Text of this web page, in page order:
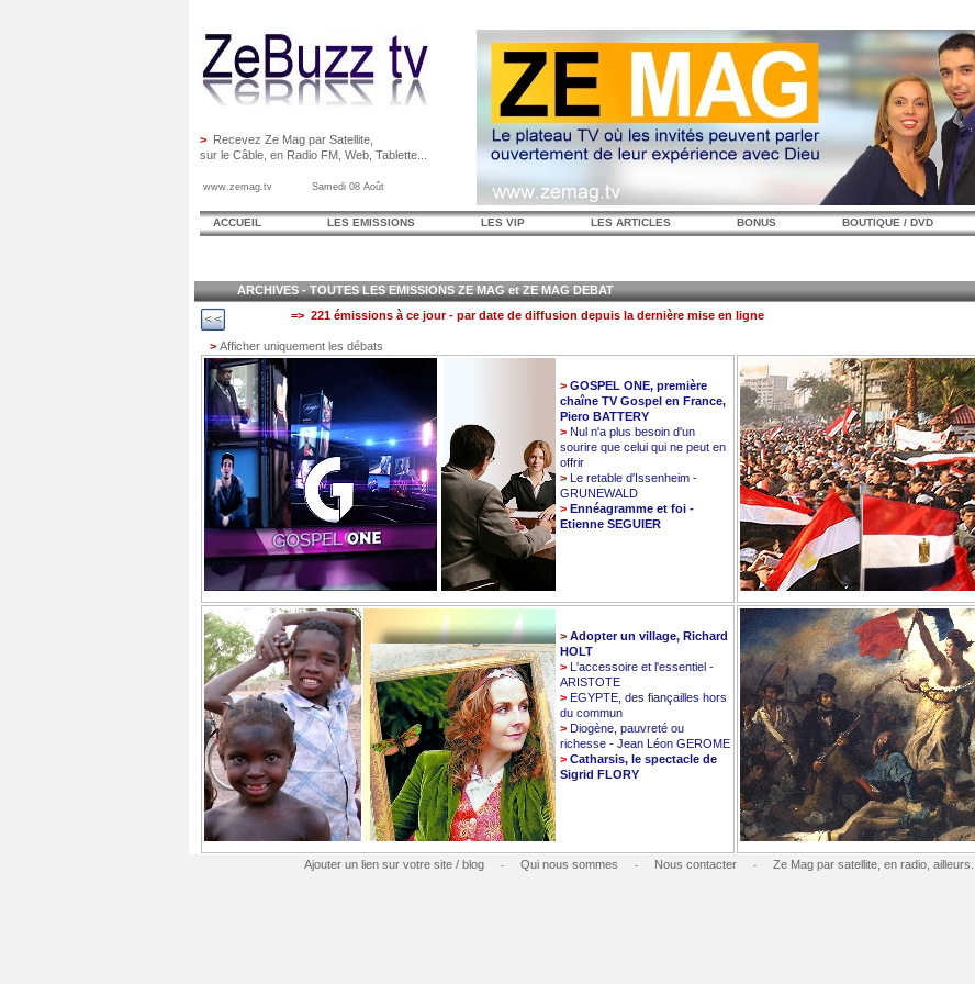
> Recevez Ze Mag par Satellite,
sur le Câble, en Radio FM, Web, Tablette...
www.zemag.tv Samedi 08 Août
ACCUEIL LES EMISSIONS LES VIP LES ARTICLES BONUS BOUTIQUE / DVD
ARCHIVES - TOUTES LES EMISSIONS ZE MAG et ZE MAG DEBAT
=> 221 émissions à ce jour - par date de diffusion depuis la dernière mise en ligne
> Afficher uniquement les débats
> GOSPEL ONE, première
chaîne TV Gospel en France,
Piero BATTERY
> Nul n'a plus besoin d'un
sourire que celui qui ne peut en
offrir
> Le retable d'Issenheim -
GRUNEWALD
> Ennéagramme et foi -
Etienne SEGUIER
> Adopter un village, Richard
HOLT
> L'accessoire et l'essentiel -
ARISTOTE
> EGYPTE, des fiançailles hors
du commun
> Diogène, pauvreté ou
richesse - Jean Léon GEROME
> Catharsis, le spectacle de
Sigrid FLORY
Ajouter un lien sur votre site / blog - Qui nous sommes - Nous contacter - Ze Mag par satellite, en radio, ailleurs...